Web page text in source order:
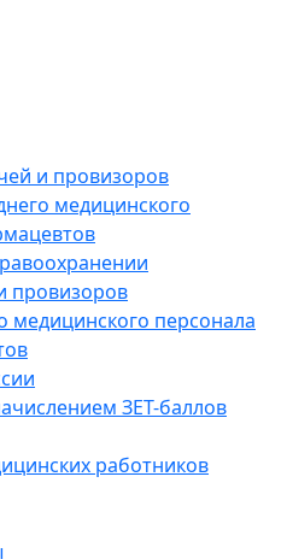
и провизоров
медицинского
провизоров
медицинского персонала
ЗЕТ-баллов
работников